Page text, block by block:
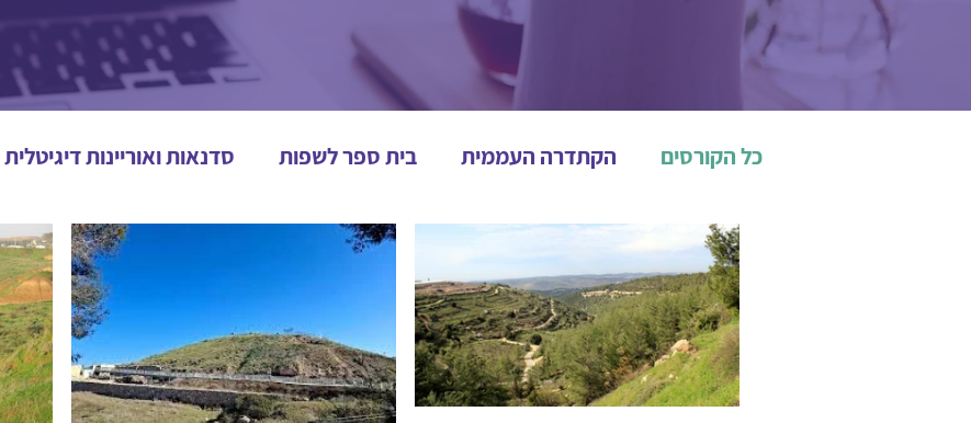
כל הקורסים הקתדרה העממית בית ספר לשפות סדנאות ואוריינות דיגיטלית
השלמה השכלה חוג המטיילים פרוייקטים קהילתיים גמולי השתלמות